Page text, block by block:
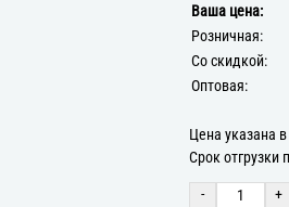
Ваша цена:
Розничная:
Со скидкой:
Оптовая:
Цена указана
Срок отгрузки
- +